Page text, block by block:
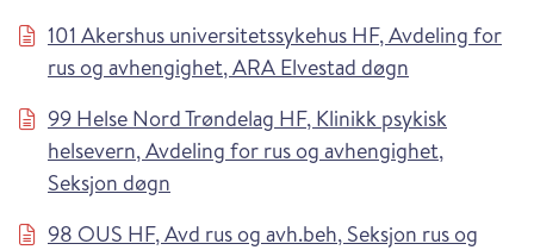
101 Akershus universitetssykehus HF, Avdeling for
rus og avhengighet, ARA Elvestad døgn
99 Helse Nord Trøndelag HF, Klinikk psykisk
helsevern, Avdeling for rus og avhengighet,
Seksjon døgn
98 OUS HF, Avd rus og avh.beh, Seksjon rus og